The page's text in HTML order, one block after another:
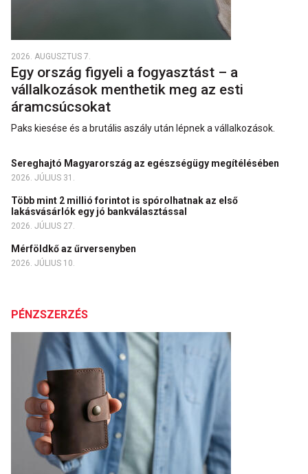
2026. AUGUSZTUS 7.
Egy ország figyeli a fogyasztást – a
vállalkozások menthetik meg az esti
áramcsúcsokat
Paks kiesése és a brutális aszály után lépnek a vállalkozások.
Sereghajtó Magyarország az egészségügy megítélésében
2026. JÚLIUS 31.
Több mint 2 millió forintot is spórolhatnak az első
lakásvásárlók egy jó bankválasztással
2026. JÚLIUS 27.
Mérföldkő az űrversenyben
2026. JÚLIUS 10.
PÉNZSZERZÉS